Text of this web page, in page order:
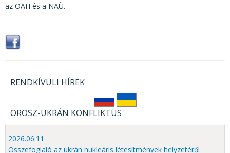
az OAH és a NAÜ.
RENDKÍVÜLI HÍREK
OROSZ-UKRÁN KONFLIKTUS
2026.06.11
Összefoglaló az ukrán nukleáris létesítmények helyzetéről